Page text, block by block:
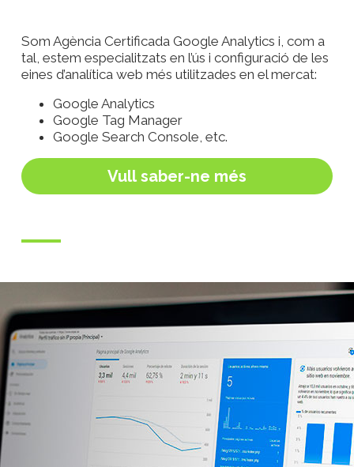
Som Agència Certificada Google Analytics i, com a
tal, estem especialitzats en l’ús i configuració de les
eines d’analítica web més utilitzades en el mercat:
Google Analytics
Google Tag Manager
Google Search Console, etc.
Vull saber-ne més